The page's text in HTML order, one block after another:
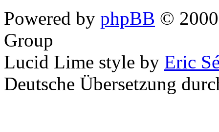
Powered by phpBB ©
Group
Lucid Lime style by Eric
Deutsche Übersetzung